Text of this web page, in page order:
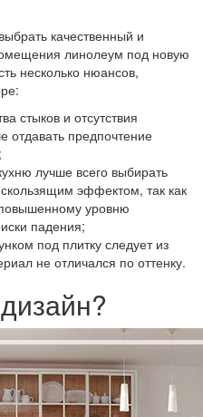
качественный и
линолеум под новую
несколько нюансов,
стыков и отсутствия
отдавать предпочтение
лучше всего выбирать
эффектом, так как
уровню
падения;
под плитку следует из
не отличался по оттенку.